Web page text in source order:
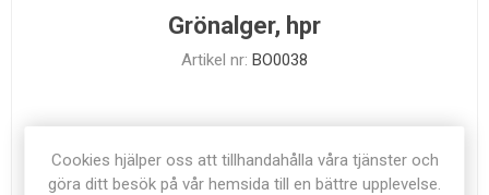
Grönalger, hpr
Artikel nr: BO0038
I LAGER
Cookies hjälper oss att tillhandahålla våra tjänster och
göra ditt besök på vår hemsida till en bättre upplevelse.